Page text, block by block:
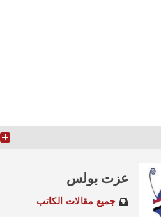
عزت بولس
جميع مقالات الكاتب